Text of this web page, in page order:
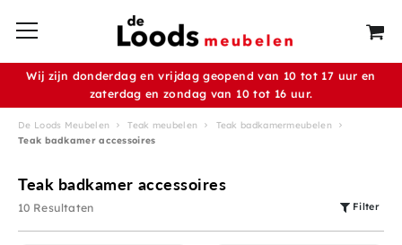
Wij zijn donderdag en vrijdag geopend van 10 tot 17 uur en
zaterdag en zondag van 10 tot 16 uur.
De Loods Meubelen Teak meubelen
Teak badkamermeubelen
Teak badkamer accessoires
Teak badkamer accessoires
10 Resultaten Filter